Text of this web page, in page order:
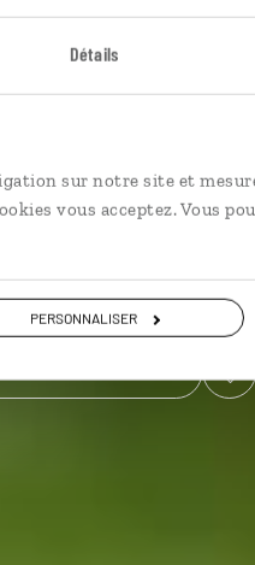
Détails
sur notre site et
vous acceptez. Vous
PERSONNALISER
bout
et Orcades, avec
Voyager en décalé
868 avis sur les voyages en